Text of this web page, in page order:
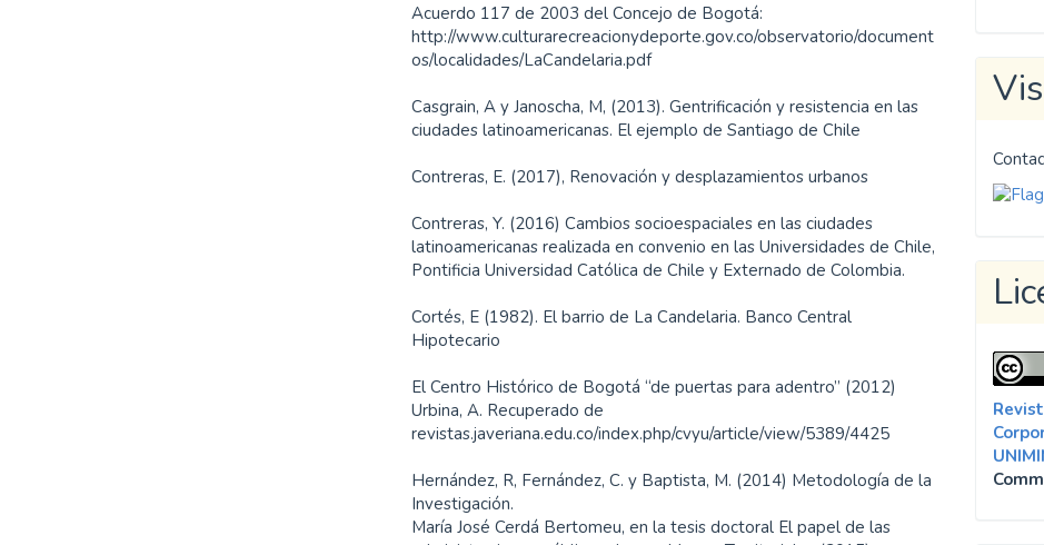
Acuerdo 117 de 2003 del Concejo de Bogotá:
http://www.culturarecreacionydeporte.gov.co/observatorio/document
os/localidades/LaCandelaria.pdf
Casgrain, A y Janoscha, M, (2013). Gentrificación y resistencia en las
ciudades latinoamericanas. El ejemplo de Santiago de Chile
Contreras, E. (2017), Renovación y desplazamientos urbanos
Contreras, Y. (2016) Cambios socioespaciales en las ciudades
latinoamericanas realizada en convenio en las Universidades de Chile,
Pontificia Universidad Católica de Chile y Externado de Colombia.
Cortés, E (1982). El barrio de La Candelaria. Banco Central
Hipotecario
El Centro Histórico de Bogotá “de puertas para adentro” (2012)
Urbina, A. Recuperado de
revistas.javeriana.edu.co/index.php/cvyu/article/view/5389/4425
Hernández, R, Fernández, C. y Baptista, M. (2014) Metodología de la
Investigación.
María José Cerdá Bertomeu, en la tesis doctoral El papel de las